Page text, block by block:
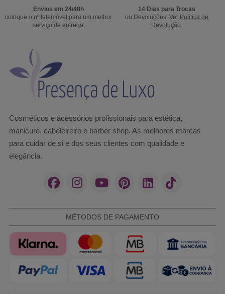
Envios em 24/48h
coloque o nº telemóvel para um melhor
serviço de entrega.
14 Dias para Trocas
ou Devoluções. Ver Politica de
Devolução.
Cosméticos e acessórios profissionais para estética,
manicure, cabeleireiro e barber shop. As melhores marcas
para cuidar de si e dos seus clientes com qualidade e
elegância.
MÉTODOS DE PAGAMENTO